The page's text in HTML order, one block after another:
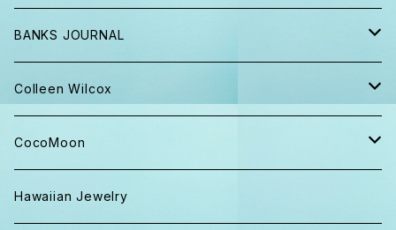
BANKS JOURNAL
キャップ ニット帽
パンツ
Tシャツ、ロンT
Colleen Wilcox
ポーチ
バッグ
CocoMoon
おくるみ
Hawaiian Jewelry